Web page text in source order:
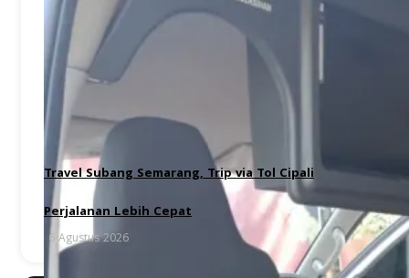
Travel Subang Semarang, Trip via Tol Cipali
Perjalanan Lebih Cepat
6 Agustus 2026